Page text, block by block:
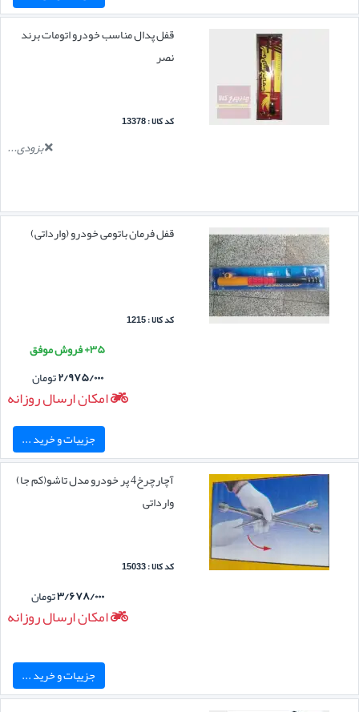
قفل پدال مناسب خودرو اتومات برند
نصر
کد کالا : 13378
بزودی...
قفل فرمان باتومی خودرو (وارداتی)
کد کالا : 1215
۳۵+ فروش موفق
۲/۹۷۵/۰۰۰تومان
امکان ارسال روزانه
جزییات و خرید ...
آچارچرخ4 پر خودرو مدل تاشو(کم جا)
وارداتی
کد کالا : 15033
۳/۶۷۸/۰۰۰تومان
امکان ارسال روزانه
جزییات و خرید ...